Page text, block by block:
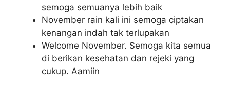
semoga semuanya lebih baik
November rain kali ini semoga ciptakan
kenangan indah tak terlupakan
Welcome November. Semoga kita semua
di berikan kesehatan dan rejeki yang
cukup. Aamiin